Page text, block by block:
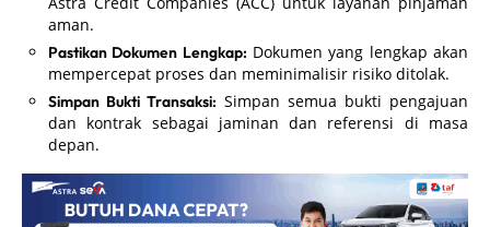
aman.
Pastikan Dokumen Lengkap: Dokumen yang lengkap akan
mempercepat proses dan meminimalisir risiko ditolak.
Simpan Bukti Transaksi: Simpan semua bukti pengajuan
dan kontrak sebagai jaminan dan referensi di masa
depan.